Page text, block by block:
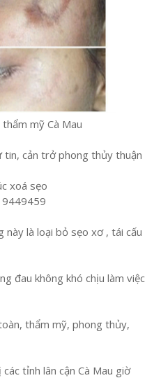
mỹ Cà Mau
cản trở phong thủy thuận
xoá sẹo
là loại bỏ sẹo xơ , tái cấu
đau không khó chịu làm việc
thẩm mỹ, phong thủy,
tỉnh lân cận Cà Mau giờ